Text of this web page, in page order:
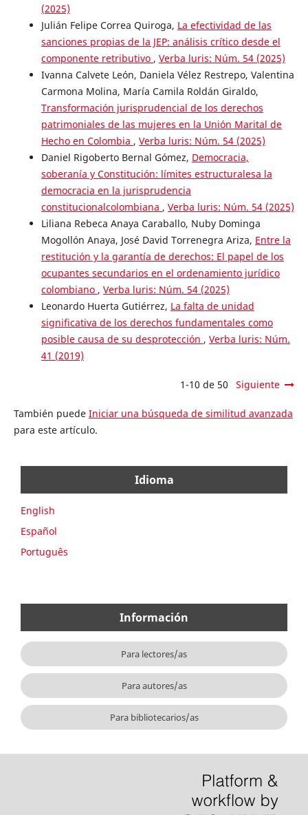
(2025)
Julián Felipe Correa Quiroga, La efectividad de las
sanciones propias de la JEP: análisis crítico desde el
componente retributivo , Verba luris: Núm. 54 (2025)
Ivanna Calvete León, Daniela Vélez Restrepo, Valentina
Carmona Molina, María Camila Roldán Giraldo,
Transformación jurisprudencial de los derechos
patrimoniales de las mujeres en la Unión Marital de
Hecho en Colombia , Verba luris: Núm. 54 (2025)
Daniel Rigoberto Bernal Gómez, Democracia,
soberanía y Constitución: límites estructuralesa la
democracia en la jurisprudencia
constitucionalcolombiana , Verba luris: Núm. 54 (2025)
Liliana Rebeca Anaya Caraballo, Nuby Dominga
Mogollón Anaya, José David Torrenegra Ariza, Entre la
restitución y la garantía de derechos: El papel de los
ocupantes secundarios en el ordenamiento jurídico
colombiano , Verba luris: Núm. 54 (2025)
Leonardo Huerta Gutiérrez, La falta de unidad
significativa de los derechos fundamentales como
posible causa de su desprotección , Verba luris: Núm.
41 (2019)
1-10 de 50 Siguiente
También puede Iniciar una búsqueda de similitud avanzada
para este artículo.
Idioma
English
Español
Português
Información
Para lectores/as
Para autores/as
Para bibliotecarios/as